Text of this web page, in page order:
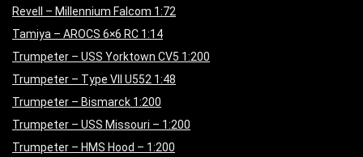
Revell – Millennium Falcom 1:72
Tamiya – AROCS 6×6 RC 1:14
Trumpeter – USS Yorktown CV5 1:200
Trumpeter – Type VII U552 1:48
Trumpeter – Bismarck 1:200
Trumpeter – USS Missouri – 1:200
Trumpeter – HMS Hood – 1:200